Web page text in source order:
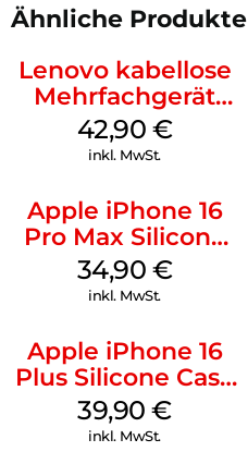
Ähnliche Produkte
Lenovo kabellose
Mehrfachgerät
Luna Grey
42,90 €
inkl. MwSt.
Apple iPhone 16
Pro Max Silicone
Case MagSafe
Denim
34,90 €
inkl. MwSt.
Apple iPhone 16
Plus Silicone Case
MagSafe Plum
39,90€
inkl. MwSt.